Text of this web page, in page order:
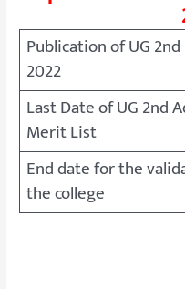
Publication of UG
2022
Last Date of UG 2nd
Merit List
End date for the
the college